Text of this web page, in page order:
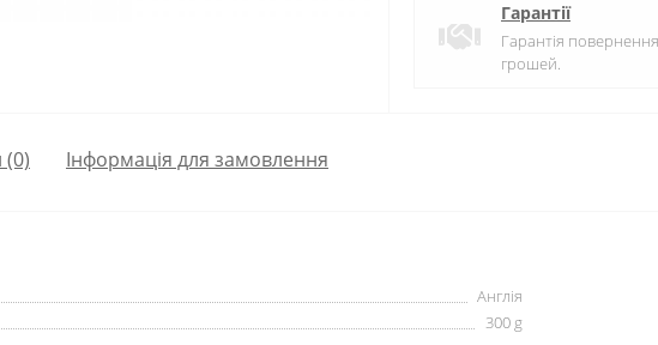
Гарантії
Гарантія повернення
грошей.
(0) Інформація для замовлення
Англія
300 g